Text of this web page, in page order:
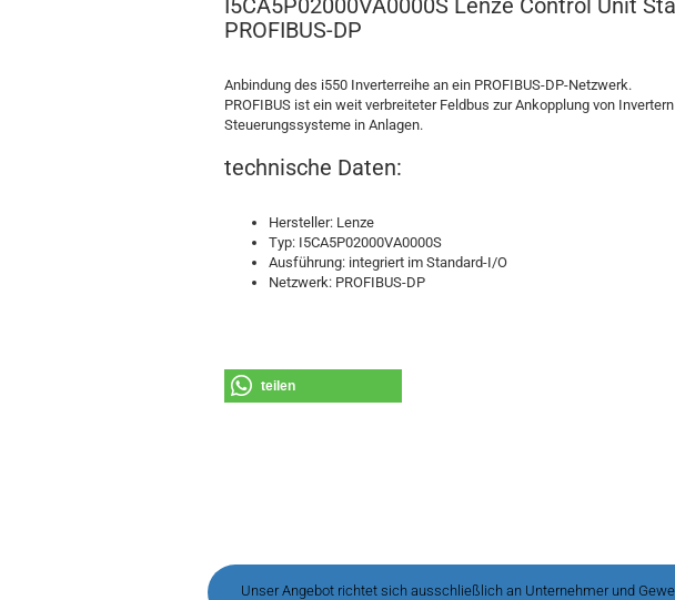
I5CA5P02000VA0000S Lenze Control Unit
PROFIBUS-DP
Anbindung des i550 Inverterreihe an ein PROFIBUS-DP-Netzwerk.
PROFIBUS ist ein weit verbreiteter Feldbus zur Ankopplung von
Steuerungssysteme in Anlagen.
technische Daten:
Hersteller: Lenze
Typ: I5CA5P02000VA0000S
Ausführung: integriert im Standard-I/O
Netzwerk: PROFIBUS-DP
teilen
Unser Angebot richtet sich ausschließlich an Unternehmer und